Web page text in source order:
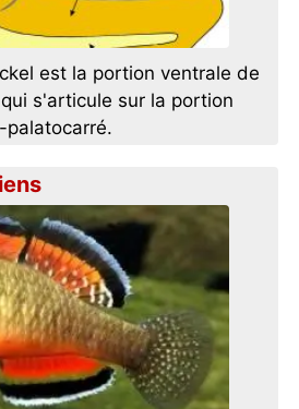
est la portion ventrale de
s'articule sur la portion
palatocarré.